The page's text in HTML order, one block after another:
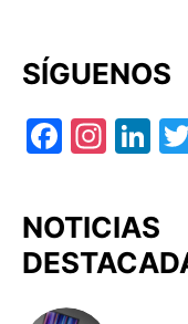
SÍGUENOS
Facebook
NOTICIAS